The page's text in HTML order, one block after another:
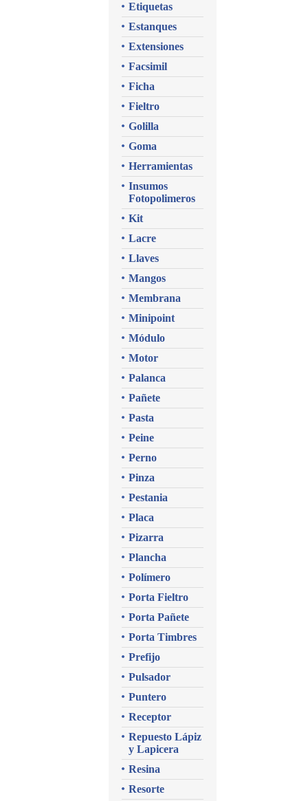
Etiquetas
Estanques
Extensiones
Facsimil
Ficha
Fieltro
Golilla
Goma
Herramientas
Insumos
Fotopolimeros
Kit
Lacre
Llaves
Mangos
Membrana
Minipoint
Módulo
Motor
Palanca
Pañete
Pasta
Peine
Perno
Pinza
Pestania
Placa
Pizarra
Plancha
Polímero
Porta Fieltro
Porta Pañete
Porta Timbres
Prefijo
Pulsador
Puntero
Receptor
Repuesto Lápiz
y Lapicera
Resina
Resorte